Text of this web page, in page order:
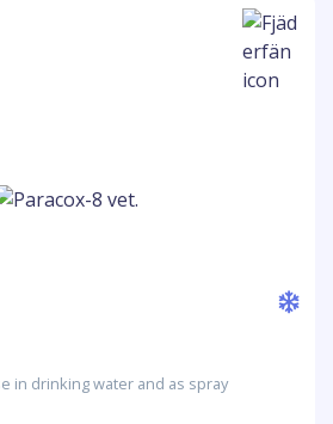
in drinking water and as spray